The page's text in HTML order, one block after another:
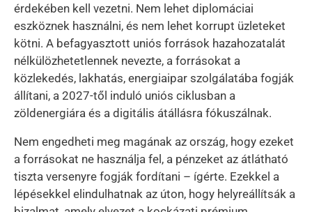
érdekében kell vezetni. Nem lehet diplomáciai
eszköznek használni, és nem lehet korrupt üzleteket
kötni. A befagyasztott uniós források hazahozatalát
nélkülözhetetlennek nevezte, a forrásokat a
közlekedés, lakhatás, energiaipar szolgálatába fogják
állítani, a 2027-től induló uniós ciklusban a
zöldenergiára és a digitális átállásra fókuszálnak.
Nem engedheti meg magának az ország, hogy ezeket
a forrásokat ne használja fel, a pénzeket az átlátható
tiszta versenyre fogják fordítani – ígérte. Ezekkel a
lépésekkel elindulhatnak az úton, hogy helyreállítsák a